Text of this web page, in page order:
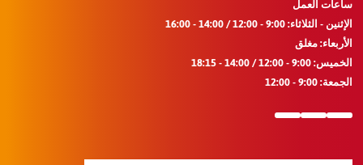
ساعات العمل
الإثنين - الثلاثاء: 9:00 - 12:00 / 14:00 - 16:00
الأربعاء: مغلق
الخميس: 9:00 - 12:00 / 14:00 - 18:15
الجمعة: 9:00 - 12:00